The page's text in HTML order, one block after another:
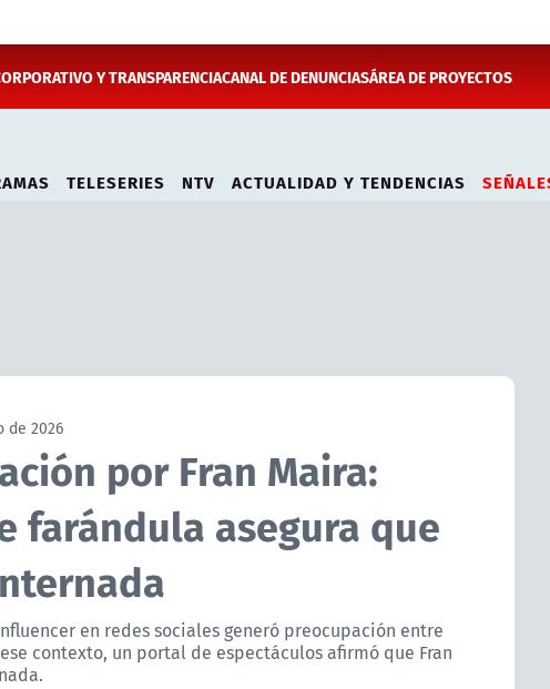
Y TRANSPARENCIACANAL DE DENUNCIASÁREA DE PROYECTOS
TELESERIES NTV ACTUALIDAD Y TENDENCIAS
de 2026
por Fran Maira:
farándula asegura que
en redes sociales generó preocupación entre
contexto, un portal de espectáculos afirmó que Fran